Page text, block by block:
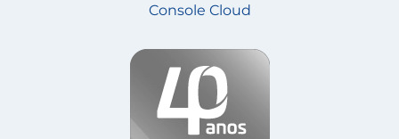
Console Cloud